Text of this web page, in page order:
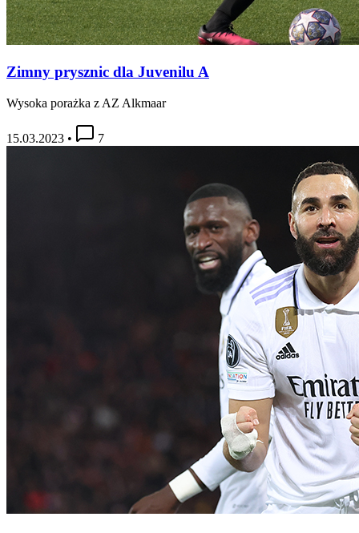
Zimny prysznic dla Juvenilu A
Wysoka porażka z AZ Alkmaar
15.03.2023 • 7